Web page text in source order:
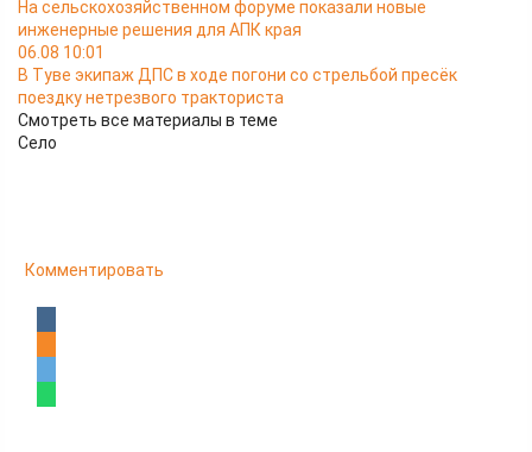
На сельскохозяйственном форуме показали новые
инженерные решения для АПК края
06.08 10:01
В Туве экипаж ДПС в ходе погони со стрельбой пресёк
поездку нетрезвого тракториста
Смотреть все материалы в теме
Село
Комментировать